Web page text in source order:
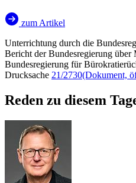
zum Artikel
Unterrichtung durch die
Bericht der Bundesregierung über
Bundesregierung für
Drucksache 21/2730(Dokument,
Reden zu diesem